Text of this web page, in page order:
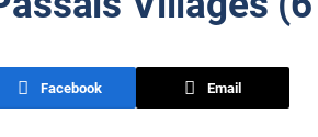
Facebook Email